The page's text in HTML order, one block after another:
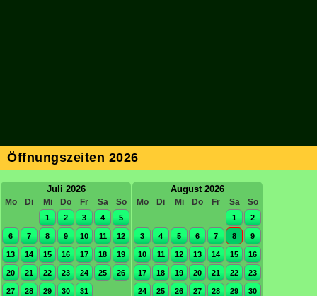
Öffnungszeiten 2026
Juli 2026
Mo Di Mi Do Fr Sa So
1 2 3 4 5
6 7 8 9 10 11 12
13 14 15 16 17 18 19
20 21 22 23 24 25 26
27 28 29 30 31
August 2026
Mo Di Mi Do Fr Sa So
1 2
3 4 5 6 7 8 9
10 11 12 13 14 15 16
17 18 19 20 21 22 23
24 25 26 27 28 29 30